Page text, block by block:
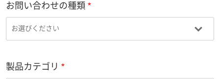
お問い合わせの種類
製品カテゴリ